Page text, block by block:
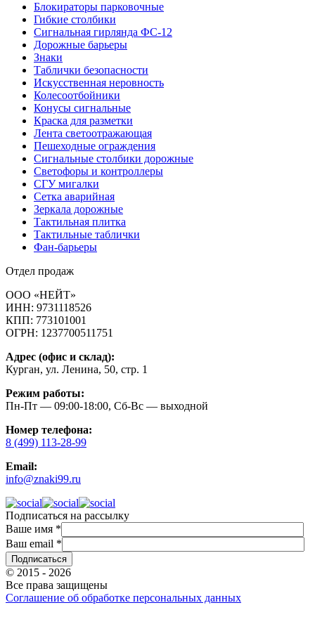
Блокираторы парковочные
Гибкие столбики
Сигнальная гирлянда ФС-12
Дорожные барьеры
Знаки
Таблички безопасности
Искусственная неровность
Колесоотбойники
Конусы сигнальные
Краска для разметки
Лента светоотражающая
Пешеходные ограждения
Сигнальные столбики дорожные
Светофоры и контроллеры
СГУ мигалки
Cетка аварийная
Зеркала дорожные
Тактильная плитка
Тактильные таблички
Фан-барьеры
Отдел продаж
ООО «НЕЙТ»
ИНН: 9731118526
КПП: 773101001
ОГРН: 1237700511751
Адрес (офис и склад):
Курган, ул. Ленина, 50, стр. 1
Режим работы:
Пн-Пт — 09:00-18:00, Сб-Вс — выходной
Номер телефона:
8 (499) 113-28-99
Email:
info@znaki99.ru
Подписаться на рассылку
Ваше имя *
Ваш email *
© 2015 - 2026
Все права защищены
Соглашение об обработке персональных данных